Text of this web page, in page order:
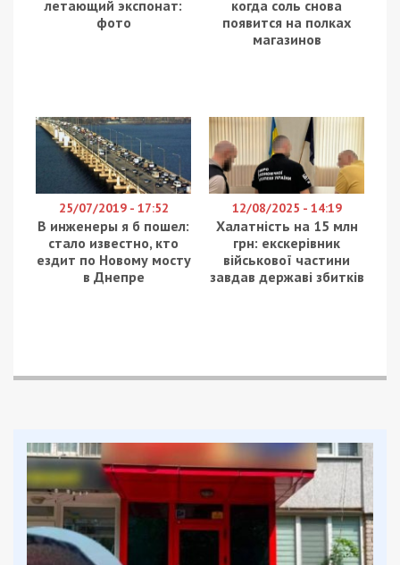
проходить порядка 250 метров. Кроме того, как
сообщает днепровский исследователь и пресс-
бетона и сделана дополнительная
гидроизоляция, что сделает тоннель полностью
сухим.
Также, как сообщил Михаил Лысенко, наличие
воды, которую откачивают в системы ливневой
канализации при строительстве метро – это
норма и она не ядовита и не опасна. Но за
полтора месяца предпримут меры для
дополнительной ее очистки: установят
гидромолотом и произведут сбойку. Стадия
строительства станции Театральная 16%.
Работы ускорились после получения разрешения
на буровзрывные работы после полутора лет
простоя. Приблизительная дата окончания
работ по метро – конец 2024 года.